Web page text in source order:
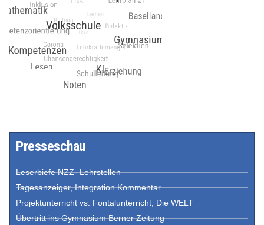
Presseschau
Leserbiefe NZZ- Lehrstellen
Tagesanzeiger, Integration Kommentar
Projektunterricht vs. Fontalunterricht, Die WELT
Übertritt ins Gymnasium Berner Zeitung